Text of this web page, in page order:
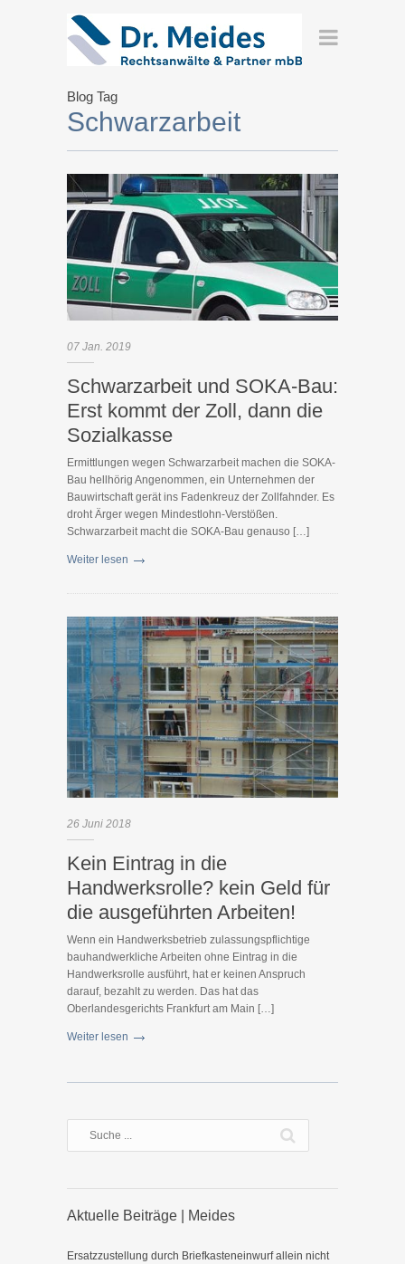
Blog Tag
Schwarzarbeit
07 Jan. 2019
Schwarzarbeit und SOKA-Bau:
Erst kommt der Zoll, dann die
Sozialkasse
Ermittlungen wegen Schwarzarbeit machen die SOKA-
Bau hellhörig Angenommen, ein Unternehmen der
Bauwirtschaft gerät ins Fadenkreuz der Zollfahnder. Es
droht Ärger wegen Mindestlohn-Verstößen.
Schwarzarbeit macht die SOKA-Bau genauso […]
Weiter lesen
26 Juni 2018
Kein Eintrag in die
Handwerksrolle? kein Geld für
die ausgeführten Arbeiten!
Wenn ein Handwerksbetrieb zulassungspflichtige
bauhandwerkliche Arbeiten ohne Eintrag in die
Handwerksrolle ausführt, hat er keinen Anspruch
darauf, bezahlt zu werden. Das hat das
Oberlandesgerichts Frankfurt am Main […]
Weiter lesen
Aktuelle Beiträge | Meides
Ersatzzustellung durch Briefkasteneinwurf allein nicht